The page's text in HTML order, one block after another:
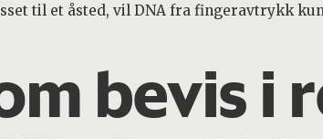
til et åsted, vil DNA fra fingeravtrykk
bevis i